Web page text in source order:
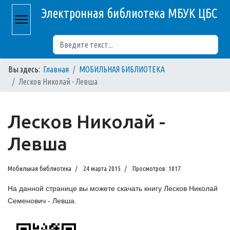
Электронная библиотека МБУК ЦБС
Вы здесь: Главная
МОБИЛЬНАЯ БИБЛИОТЕКА
Лесков Николай - Левша
Лесков Николай -
Левша
Мобильная библиотека 24 марта 2015 Просмотров: 1017
На данной странице вы можете скачать книгу Лесков Николай
Семенович - Левша.